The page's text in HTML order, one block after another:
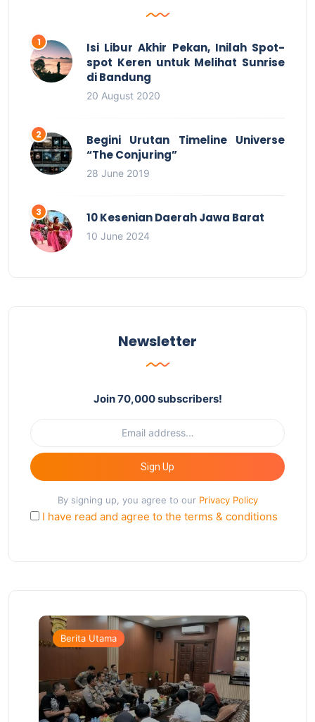
Isi Libur Akhir Pekan, Inilah Spot-
spot Keren untuk Melihat Sunrise
di Bandung
20 August 2020
Begini Urutan Timeline Universe
“The Conjuring”
28 June 2019
10 Kesenian Daerah Jawa Barat
10 June 2024
Newsletter
Join 70,000 subscribers!
Sign Up
By signing up, you agree to our Privacy Policy
I have read and agree to the terms & conditions
Berita Utama